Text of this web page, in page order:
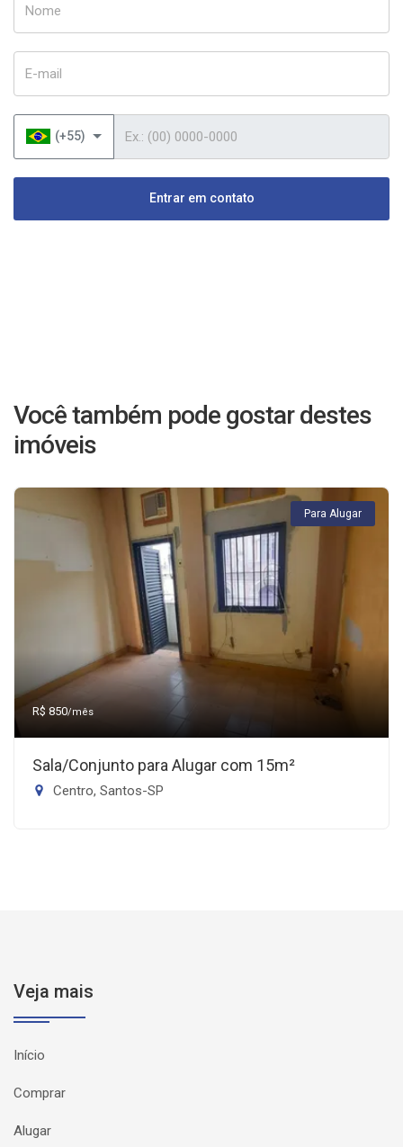
(+55)
Entrar em contato
Você também pode gostar destes
imóveis
Para Alugar
R$ 850/mês
Sala/Conjunto para Alugar com 15m²
Centro, Santos-SP
Veja mais
Início
Comprar
Alugar